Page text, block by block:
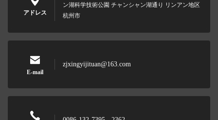
アドレス
ン湖科学技術公園 チャンシャン湖通り リンアン地区
杭州市
E-mail
zjxingyijituan@163.com